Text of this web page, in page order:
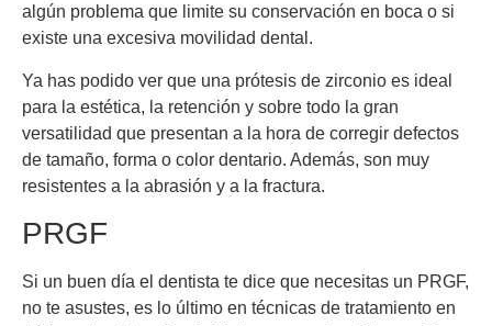
algún problema que limite su conservación en boca o si
existe una excesiva movilidad dental.
Ya has podido ver que una prótesis de zirconio es ideal
para la estética, la retención y sobre todo la gran
versatilidad que presentan a la hora de corregir defectos
de tamaño, forma o color dentario. Además, son muy
resistentes a la abrasión y a la fractura.
PRGF
Si un buen día el dentista te dice que necesitas un PRGF,
no te asustes, es lo último en técnicas de tratamiento en